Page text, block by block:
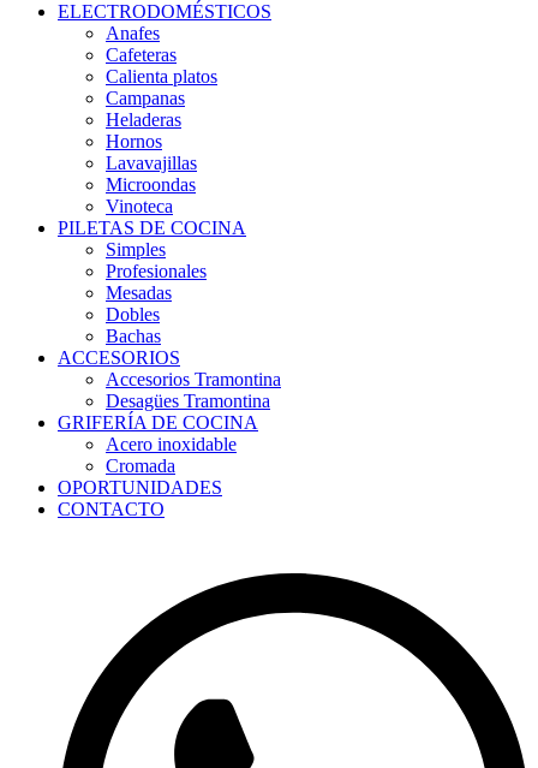
ELECTRODOMÉSTICOS
Anafes
Cafeteras
Calienta platos
Campanas
Heladeras
Hornos
Lavavajillas
Microondas
Vinoteca
PILETAS DE COCINA
Simples
Profesionales
Mesadas
Dobles
Bachas
ACCESORIOS
Accesorios Tramontina
Desagües Tramontina
GRIFERÍA DE COCINA
Acero inoxidable
Cromada
OPORTUNIDADES
CONTACTO